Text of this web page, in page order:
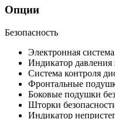
Опции
Безопасность
Электронная
Индикатор
Система контроля
Фронтальные
Боковые подушки
Шторки
Индикатор